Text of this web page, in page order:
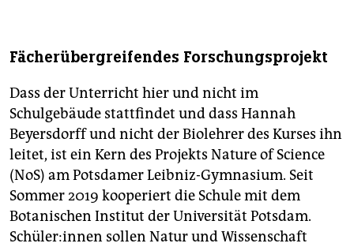
Fächerübergreifendes Forschungsprojekt
Dass der Unterricht hier und nicht im
Schulgebäude stattfindet und dass Hannah
Beyersdorff und nicht der Biolehrer des Kurses ihn
leitet, ist ein Kern des Projekts Nature of Science
(NoS) am Potsdamer Leibniz-Gymnasium. Seit
Sommer 2019 kooperiert die Schule mit dem
Botanischen Institut der Universität Potsdam.
Schü­le­r:in­nen sollen Natur und Wissenschaft